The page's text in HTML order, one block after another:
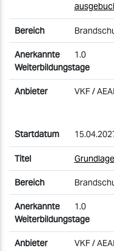
1.0
VKF / AEAI
1.0
VKF / AEAI